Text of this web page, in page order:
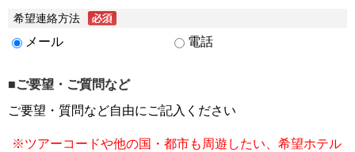
希望連絡方法
メール 電話
■ご要望・ご質問など
ご要望・質問など自由にご記入ください
※ツアーコードや他の国・都市も周遊したい、希望ホテル